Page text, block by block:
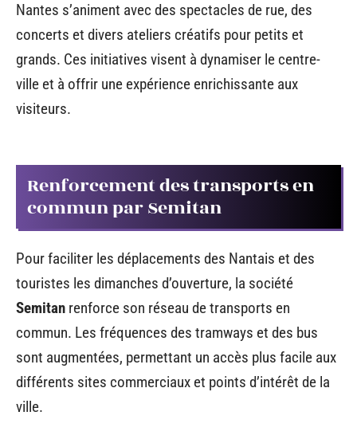
Nantes s’animent avec des spectacles de rue, des
concerts et divers ateliers créatifs pour petits et
grands. Ces initiatives visent à dynamiser le centre-
ville et à offrir une expérience enrichissante aux
visiteurs.
Renforcement des transports en
commun par Semitan
Pour faciliter les déplacements des Nantais et des
touristes les dimanches d’ouverture, la société
Semitan renforce son réseau de transports en
commun. Les fréquences des tramways et des bus
sont augmentées, permettant un accès plus facile aux
différents sites commerciaux et points d’intérêt de la
ville.